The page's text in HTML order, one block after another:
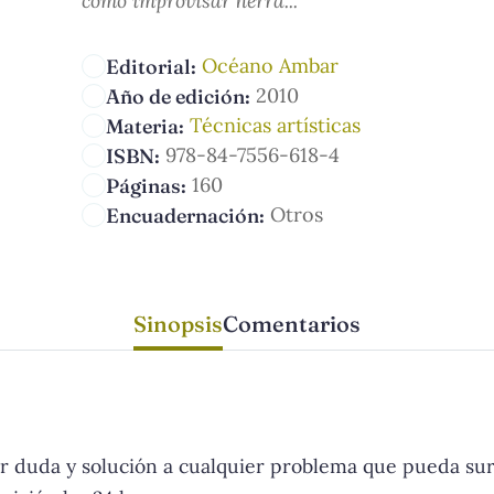
Editorial: Océano Ambar
Año de edición: 2010
Materia: Técnicas artísticas
ISBN: 978-84-7556-618-4
Páginas: 160
Encuadernación: Otros
SinopsisComentarios
duda y solución a cualquier problema que pueda